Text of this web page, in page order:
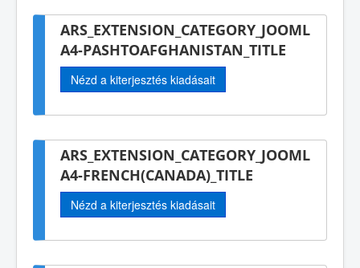
ARS_EXTENSION_CATEGORY_JOOML
A4-PASHTOAFGHANISTAN_TITLE
Nézd a kiterjesztés kiadásait
ARS_EXTENSION_CATEGORY_JOOML
A4-FRENCH(CANADA)_TITLE
Nézd a kiterjesztés kiadásait